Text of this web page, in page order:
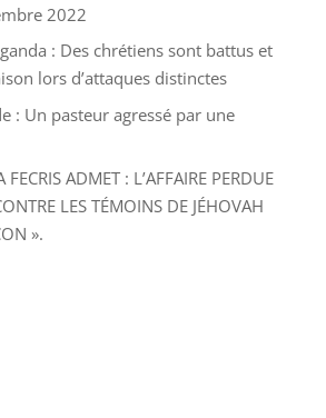
2022
: Des chrétiens sont battus et
lors d’attaques distinctes
: Un pasteur agressé par une
FECRIS ADMET : L’AFFAIRE PERDUE
LES TÉMOINS DE JÉHOVAH
».